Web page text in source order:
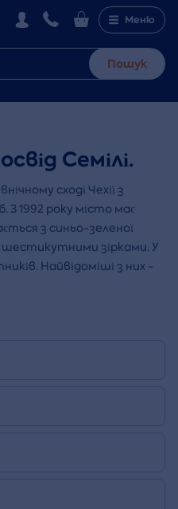
Меню
Пошук
Семілі.
сході Чехії з
З 1992 року місто має
з синьо-зеленої
шестикутними зірками. У
Найвідоміші з них -